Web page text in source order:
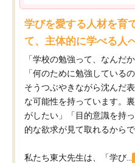
学びを愛する人材を育
て、主体的に学べる人
「学校の勉強って、なんだ
「何のために勉強している
そうつぶやきながら沈んだ
な可能性を持っています。
がしたい」「目的意識を持
的な欲求が見て取れるからで
私たち東大先生は、「学び...